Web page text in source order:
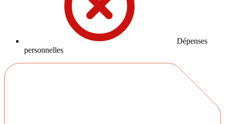
Dépenses
personnelles